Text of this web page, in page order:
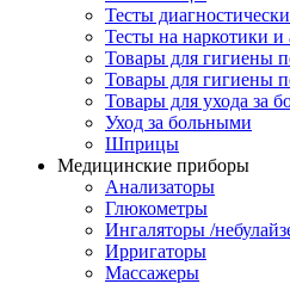
Тесты
Тесты на наркотики и
Товары для гигиены
Товары для гигиены
Товары для ухода за
Уход за больными
Шприцы
Медицинские приборы
Анализаторы
Глюкометры
Ингаляторы /
Ирригаторы
Массажеры